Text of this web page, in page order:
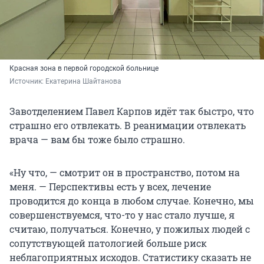
Красная зона в первой городской больнице
Источник: Екатерина Шайтанова
Завотделением Павел Карпов идёт так быстро, что
страшно его отвлекать. В реанимации отвлекать
врача — вам бы тоже было страшно.
«Ну что, — смотрит он в пространство, потом на
меня. — Перспективы есть у всех, лечение
проводится до конца в любом случае. Конечно, мы
совершенствуемся, что-то у нас стало лучше, я
считаю, получаться. Конечно, у пожилых людей с
сопутствующей патологией больше риск
неблагоприятных исходов. Статистику сказать не